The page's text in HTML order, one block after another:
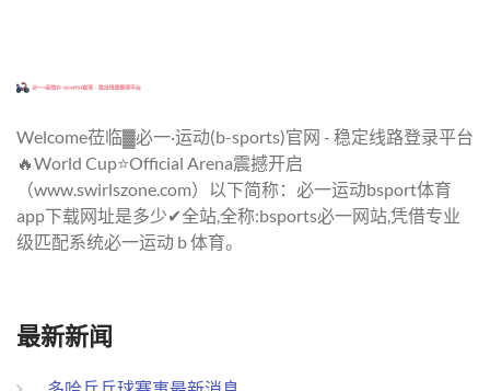
Welcome莅临▓必一·运动(b-sports)官网 - 稳定线路登录平台
🔥World Cup⭐Official Arena震撼开启
（www.swirlszone.com）以下简称：必一运动bsport体育
app下载网址是多少✔全站,全称:bsports必一网站,凭借专业
级匹配系统必一运动 b 体育。
最新新闻